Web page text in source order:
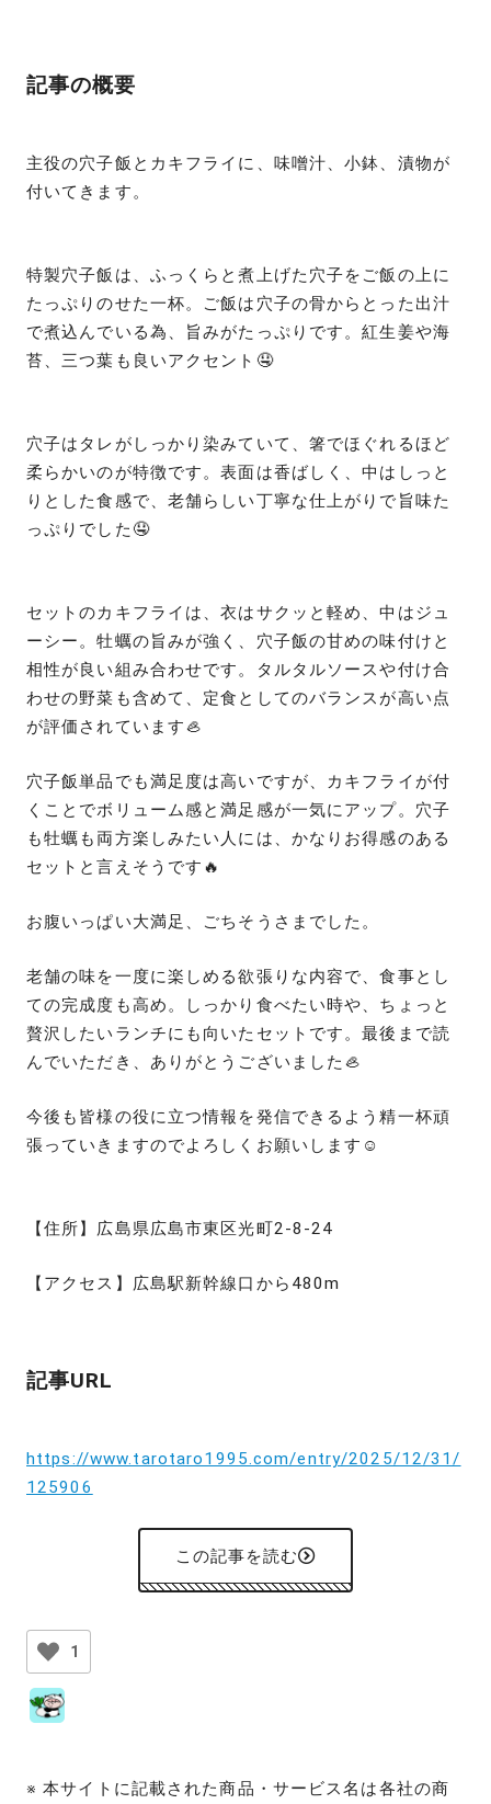
記事の概要
主役の穴子飯とカキフライに、味噌汁、小鉢、漬物が
付いてきます。
特製穴子飯は、ふっくらと煮上げた穴子をご飯の上に
たっぷりのせた一杯。ご飯は穴子の骨からとった出汁
で煮込んでいる為、旨みがたっぷりです。紅生姜や海
苔、三つ葉も良いアクセント🤤
穴子はタレがしっかり染みていて、箸でほぐれるほど
柔らかいのが特徴です。表面は香ばしく、中はしっと
りとした食感で、老舗らしい丁寧な仕上がりで旨味た
っぷりでした🤤
セットのカキフライは、衣はサクッと軽め、中はジュ
ーシー。牡蠣の旨みが強く、穴子飯の甘めの味付けと
相性が良い組み合わせです。タルタルソースや付け合
わせの野菜も含めて、定食としてのバランスが高い点
が評価されています🦪
穴子飯単品でも満足度は高いですが、カキフライが付
くことでボリューム感と満足感が一気にアップ。穴子
も牡蠣も両方楽しみたい人には、かなりお得感のある
セットと言えそうです🔥
お腹いっぱい大満足、ごちそうさまでした。
老舗の味を一度に楽しめる欲張りな内容で、食事とし
ての完成度も高め。しっかり食べたい時や、ちょっと
贅沢したいランチにも向いたセットです。最後まで読
んでいただき、ありがとうございました🦪
今後も皆様の役に立つ情報を発信できるよう精一杯頑
張っていきますのでよろしくお願いします☺️
【住所】広島県広島市東区光町2-8-24
【アクセス】広島駅新幹線口から480m
記事URL
https://www.tarotaro1995.com/entry/2025/12/31/
125906
この記事を読む
1
※ 本サイトに記載された商品・サービス名は各社の商